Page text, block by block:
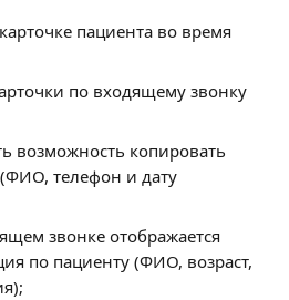
пациента во время
по входящему звонку
возможность копировать
телефон и дату
звонке отображается
по пациенту (ФИО, возраст,